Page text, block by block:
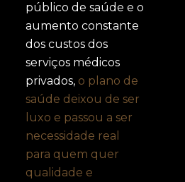
público de saúde e o
aumento constante
dos custos dos
serviços médicos
privados, o plano de
saúde deixou de ser
luxo e passou a ser
necessidade real
para quem quer
qualidade e